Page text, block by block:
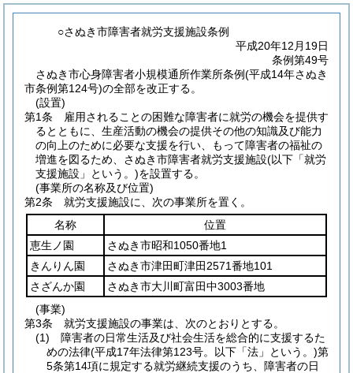
○さぬき市障害者就労支援施設条例
平成20年12月19日
条例第49号
さぬき市心身障害者小規模通所作業所条例(平成14年さぬき
市条例第124号)の全部を改正する。
(設置)
第1条
雇用されることの困難な障害者に就労の機会を提供す
るとともに、生産活動の機会の提供その他の知識及び能力
の向上のために必要な支援を行い、もって障害者の福祉の
増進を図るため、さぬき市障害者就労支援施設(以下「就労
支援施設」という。)を設置する。
(事業所の名称及び位置)
第2条
就労支援施設に、次の事業所を置く。
名称
位置
恵生ノ園
さぬき市昭和1050番地1
きんりん園
さぬき市津田町津田2571番地101
さざんか園
さぬき市大川町富田中3003番地
(事業)
第3条
就労支援施設の事業は、次のとおりとする。
(1)
障害者の日常生活及び社会生活を総合的に支援するた
めの法律(平成17年法律第123号。以下「法」という。)第
5条第14項に規定する就労継続支援のうち、障害者の日